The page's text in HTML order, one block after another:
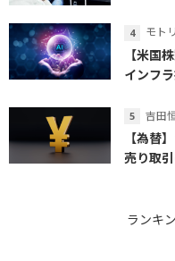
モト
【米国
インフ
吉田
【為替
売り取
ランキ